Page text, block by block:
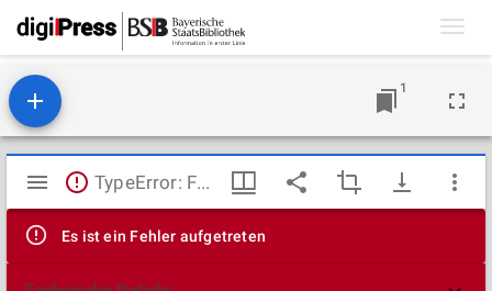
1
Mirador
Viewer
TypeError: Failed to fetch
Es ist ein Fehler aufgetreten